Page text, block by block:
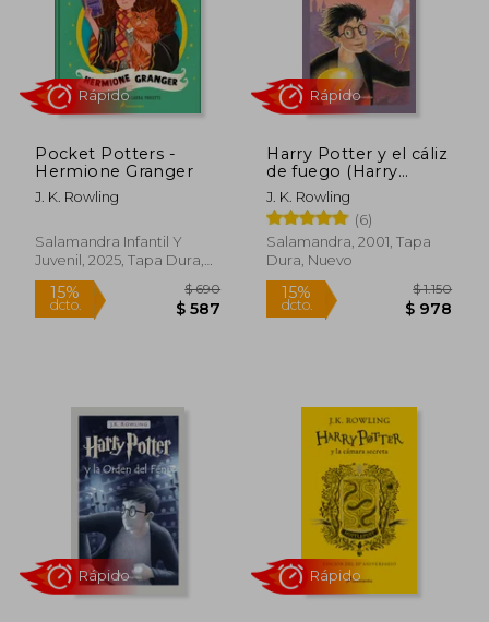
dcto.
Rápido
15%
dcto.
Rápido
Pocket Potters -
Hermione Granger
J. K. Rowling
Salamandra Infantil Y
Juvenil, 2025, Tapa Dura,
Nuevo
Rápido
Harry Potter y el cáliz
de fuego (Harry
Potter 4)
J. K. Rowling
(6)
Salamandra, 2001, Tapa
Dura, Nuevo
Rápido